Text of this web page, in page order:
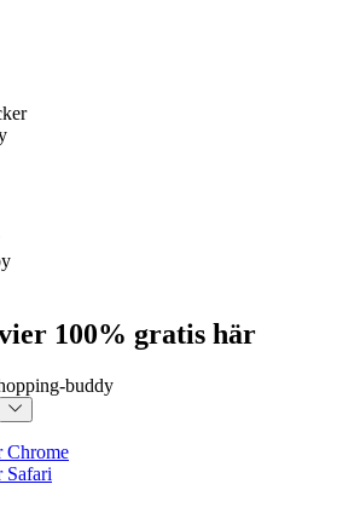
100% gratis här
buddy
Chrome
Safari